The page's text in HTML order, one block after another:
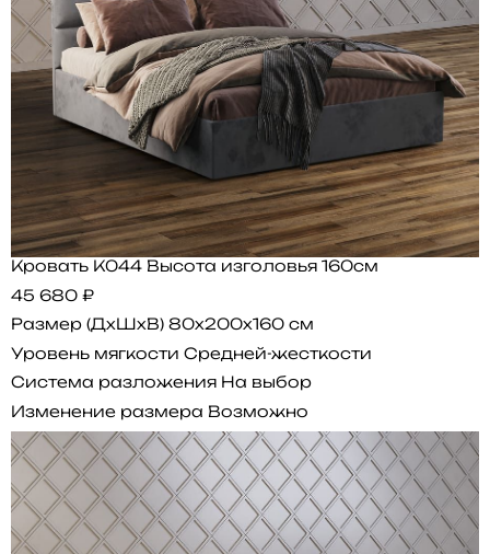
Кровать K044 Высота изголовья 160см
45 680 ₽
Размер (ДхШхВ) 80x200x160 см
Уровень мягкости Средней-жесткости
Система разложения На выбор
Изменение размера Возможно